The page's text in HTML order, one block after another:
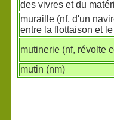
des vivres et du
muraille (nf, d'un
entre la flottaison et
mutinerie (nf, révolte
mutin (nm)